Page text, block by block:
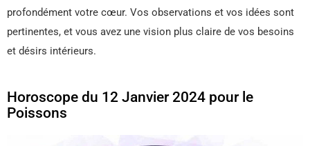
profondément votre cœur. Vos observations et vos idées sont
pertinentes, et vous avez une vision plus claire de vos besoins
et désirs intérieurs.
Horoscope du 12 Janvier 2024 pour le
Poissons